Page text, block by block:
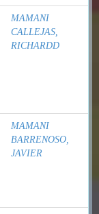
MAMANI
CALLEJAS,
RICHARDD
MAMANI
BARRENOSO,
JAVIER